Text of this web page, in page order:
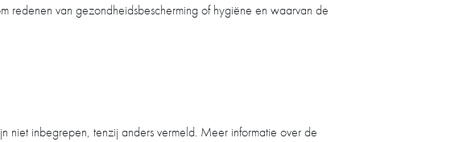
van gezondheidsbescherming of hygiëne en waarvan de
niet inbegrepen, tenzij anders vermeld. Meer informatie over de